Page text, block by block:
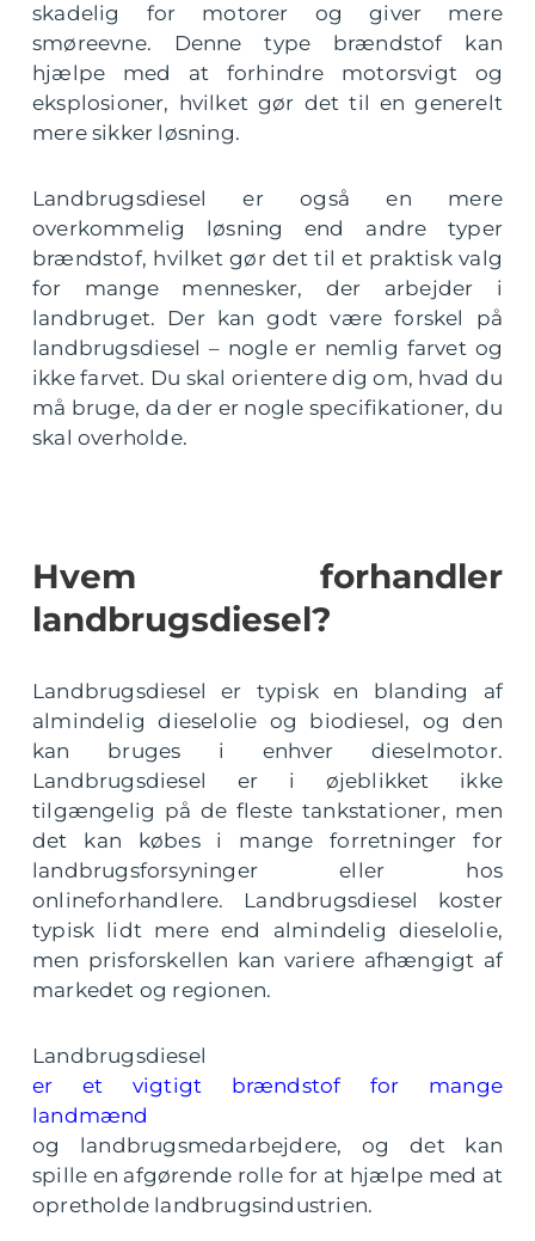
skadelig for motorer og giver mere
smøreevne. Denne type brændstof kan
hjælpe med at forhindre motorsvigt og
eksplosioner, hvilket gør det til en generelt
mere sikker løsning.
Landbrugsdiesel er også en mere
overkommelig løsning end andre typer
brændstof, hvilket gør det til et praktisk valg
for mange mennesker, der arbejder i
landbruget. Der kan godt være forskel på
landbrugsdiesel – nogle er nemlig farvet og
ikke farvet. Du skal orientere dig om, hvad du
må bruge, da der er nogle specifikationer, du
skal overholde.
Hvem forhandler
landbrugsdiesel?
Landbrugsdiesel er typisk en blanding af
almindelig dieselolie og biodiesel, og den
kan bruges i enhver dieselmotor.
Landbrugsdiesel er i øjeblikket ikke
tilgængelig på de fleste tankstationer, men
det kan købes i mange forretninger for
landbrugsforsyninger eller hos
onlineforhandlere. Landbrugsdiesel koster
typisk lidt mere end almindelig dieselolie,
men prisforskellen kan variere afhængigt af
markedet og regionen.
Landbrugsdiesel
er et vigtigt brændstof for mange
landmænd
og landbrugsmedarbejdere, og det kan
spille en afgørende rolle for at hjælpe med at
opretholde landbrugsindustrien.